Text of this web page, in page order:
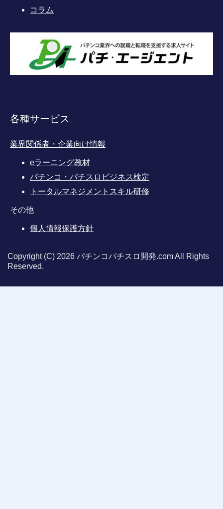
コラム
各種サービス
業界関係者・企業向け情報
eラーニング教材
パチンコ・パチスロビジネス検定
トータルマネジメントスキル研修
その他
個人情報保護方針
Copyright (C) 2026 パチンコパチスロ開発.comAll Rights
Reserved.